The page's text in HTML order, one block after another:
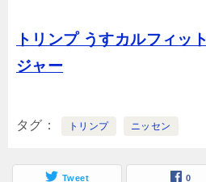
トリンプ うすカルフィッ
ジャー
タグ トリンプ ニッセン
Tweet 0